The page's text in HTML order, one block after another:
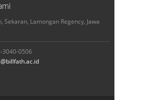
Sekaran, Lamongan Regency, Jawa
3040-0506